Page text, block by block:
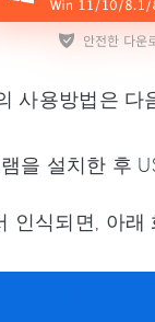
사용방법은 다
을 설치한 후
식되면, 아래